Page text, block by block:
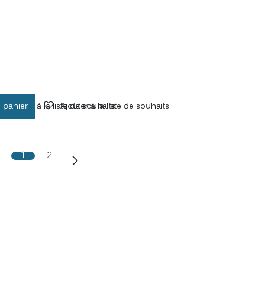
Ajouter à la liste de souhaits
panier Ajouter à la liste de souhaits
1 2